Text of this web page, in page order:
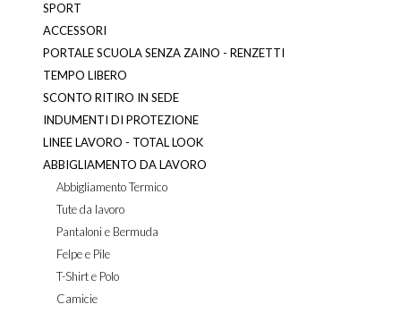
SPORT
ACCESSORI
PORTALE SCUOLA SENZA ZAINO - RENZETTI
TEMPO LIBERO
SCONTO RITIRO IN SEDE
INDUMENTI DI PROTEZIONE
LINEE LAVORO - TOTAL LOOK
ABBIGLIAMENTO DA LAVORO
Abbigliamento Termico
Tute da lavoro
Pantaloni e Bermuda
Felpe e Pile
T-Shirt e Polo
Camicie